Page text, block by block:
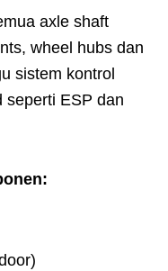
axle shaft
wheel hubs dan
sistem kontrol
seperti ESP dan